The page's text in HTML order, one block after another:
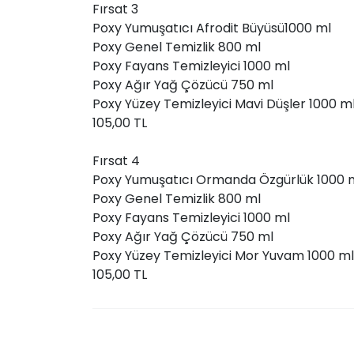
Fırsat 3
Poxy Yumuşatıcı Afrodit Büyüsü1000 ml
Poxy Genel Temizlik 800 ml
Poxy Fayans Temizleyici 1000 ml
Poxy Ağır Yağ Çözücü 750 ml
Poxy Yüzey Temizleyici Mavi Düşler 1000
105,00 TL
Fırsat 4
Poxy Yumuşatıcı Ormanda Özgürlük 1000
Poxy Genel Temizlik 800 ml
Poxy Fayans Temizleyici 1000 ml
Poxy Ağır Yağ Çözücü 750 ml
Poxy Yüzey Temizleyici Mor Yuvam 1000 ml
105,00 TL